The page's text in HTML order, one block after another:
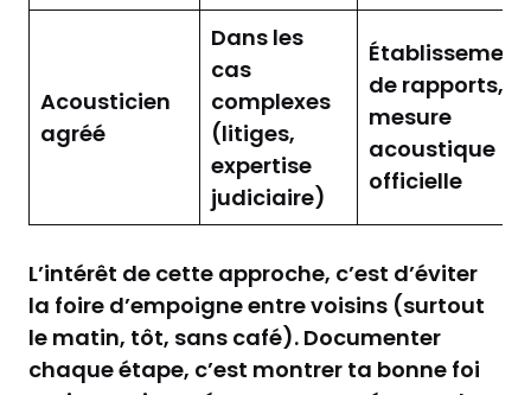
Acousticien
agréé
Dans les
cas
complexes
(litiges,
expertise
judiciaire)
Établissement
de rapports,
mesure
acoustique
officielle
L’intérêt de cette approche, c’est d’éviter
la foire d’empoigne entre voisins (surtout
le matin, tôt, sans café). Documenter
chaque étape, c’est montrer ta bonne foi